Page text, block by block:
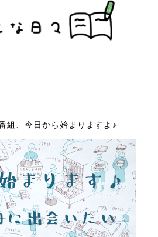
組、今日から始まりますよ♪